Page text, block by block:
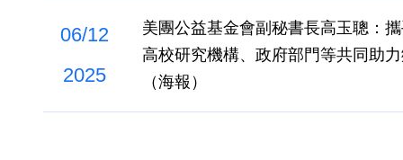
06/12
2025
美團公益基金會副秘書長高玉聰：
高校研究機構、政府部門等共同助
（海報）